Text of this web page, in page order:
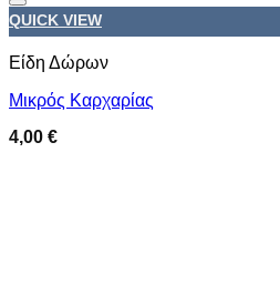
QUICK VIEW
Είδη Δώρων
Μικρός Καρχαρίας
4,00 €